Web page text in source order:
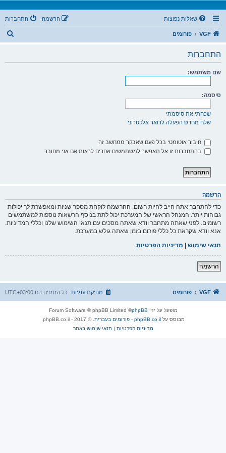
שאלות נפוצות התחברות הרשמה
VGF פורומים
התחברות
שם משתמש:
סיסמה:
שכחתי את סיסמתי
שלח מחדש הפעלה לדואר אלקטרוני
חיבור אוטומטי בכל פעם שאבקר ממחשב זה
בהתחברות זו אל תאפשר למשתמשים אחרים לראות אם אני מחובר
הרשמה
כדי להתחבר אתה חייב להיות רשום. ההרשמה לוקחת מספר שניות ומאפשרת לך יכולות
גבוהות יותר. המנהל הראשי של המערכת יכול לתת בנוסף הרשאות נוספות למשתמשים
רשומים. לפני שאתה מתחבר וודא שאתה מסכים עם תנאי השימוש שלנו וכללי המדיניות.
אנא וודא שקראת כל כללי פורום בזמן שאתה גולש במערכת.
תנאי שימוש | מדיניות הפרטיות
הרשמה
VGF פורומים כל הזמנים הם UTC+03:00 מחיקת עוגיות
מופעל על ידי phpBB
® Forum Software © phpBB Limited
מבוסס על phpBB.co.il - פורומים בעברית
. © 2017 - phpBB.co.il.
מדיניות הפרטיות |תנאי שימוש באתר